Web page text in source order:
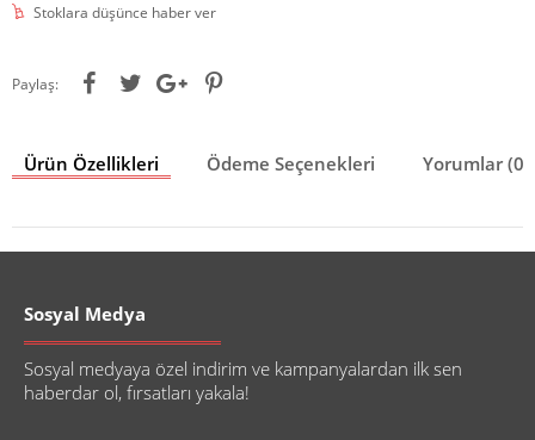
Stoklara düşünce haber ver
Paylaş:
Ürün Özellikleri Ödeme Seçenekleri Yorumlar (0)
Sosyal Medya
Sosyal medyaya özel indirim ve kampanyalardan ilk sen
haberdar ol, fırsatları yakala!